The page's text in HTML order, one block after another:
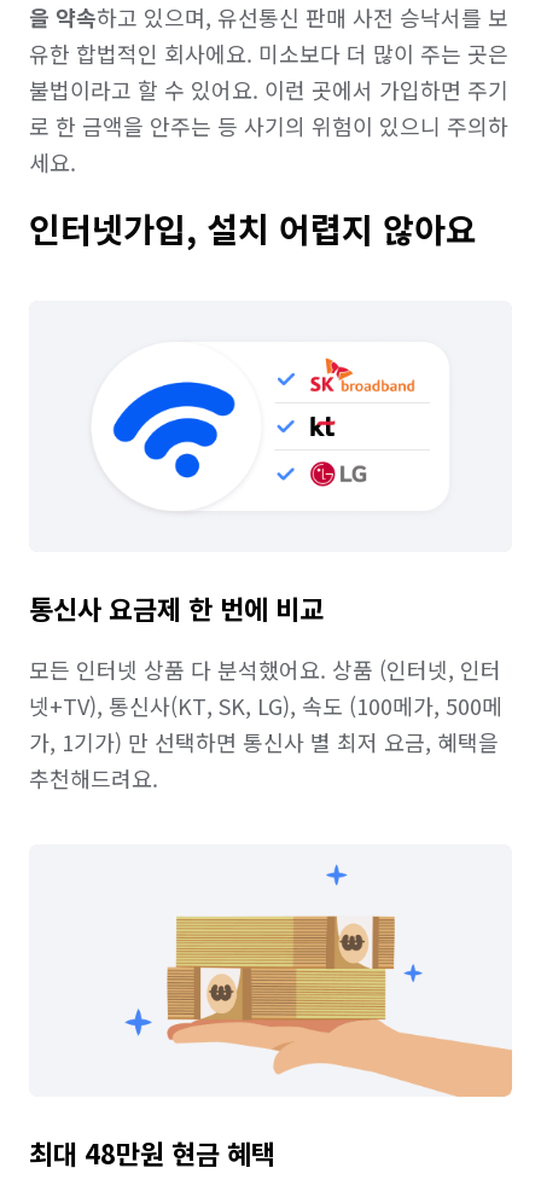
을 약속하고 있으며, 유선통신 판매 사전 승낙서를 보
유한 합법적인 회사에요. 미소보다 더 많이 주는 곳은
불법이라고 할 수 있어요. 이런 곳에서 가입하면 주기
로 한 금액을 안주는 등 사기의 위험이 있으니 주의하
세요.
인터넷가입, 설치 어렵지 않아요
통신사 요금제 한 번에 비교
모든 인터넷 상품 다 분석했어요. 상품 (인터넷, 인터
넷+TV), 통신사(KT, SK, LG), 속도 (100메가, 500메
가, 1기가) 만 선택하면 통신사 별 최저 요금, 혜택을
추천해드려요.
최대 48만원 현금 혜택